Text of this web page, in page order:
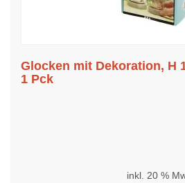
Glocken mit Dekoration, H
1 Pck
inkl. 20 %